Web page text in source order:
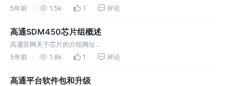
取log并保存，log发给方案商分析。 抓log的步骤如下： (1) 加载配置
5年前 1.5k 1 评论
高通SDM450芯片组概述
高通官网关于芯片的介绍网址
https://www.qualcomm.com/snapdragon/processors/comparison
5年前 1.8k 1 评论
高通平台软件包和升级